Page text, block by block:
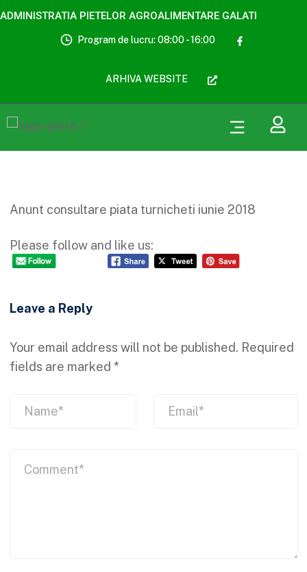
ADMINISTRATIA PIETELOR AGROALIMENTARE GALATI
Program de lucru: 08:00 - 16:00
ARHIVA WEBSITE
Anunt consultare piata turnicheti iunie 2018
Please follow and like us:
Leave a Reply
Your email address will not be published. Required
fields are marked *